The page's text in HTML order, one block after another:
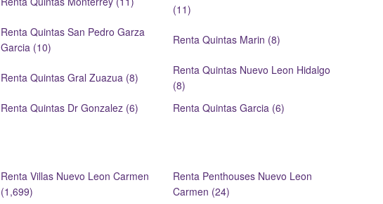
(11)
Renta Quintas San Pedro Garza
Garcia (10)
Renta Quintas Marin (8)
Renta Quintas Gral Zuazua (8)
Renta Quintas Nuevo Leon Hidalgo
(8)
Renta Quintas Dr Gonzalez (6) Renta Quintas Garcia (6)
Renta Villas Nuevo Leon Carmen
(1,699)
Renta Penthouses Nuevo Leon
Carmen (24)